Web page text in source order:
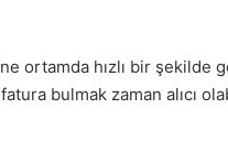
ortamda hızlı bir şekilde
bulmak zaman alıcı